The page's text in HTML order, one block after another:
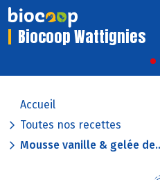
Biocoop Wattignies
Accueil
Toutes nos recettes
Mousse vanille & gelée